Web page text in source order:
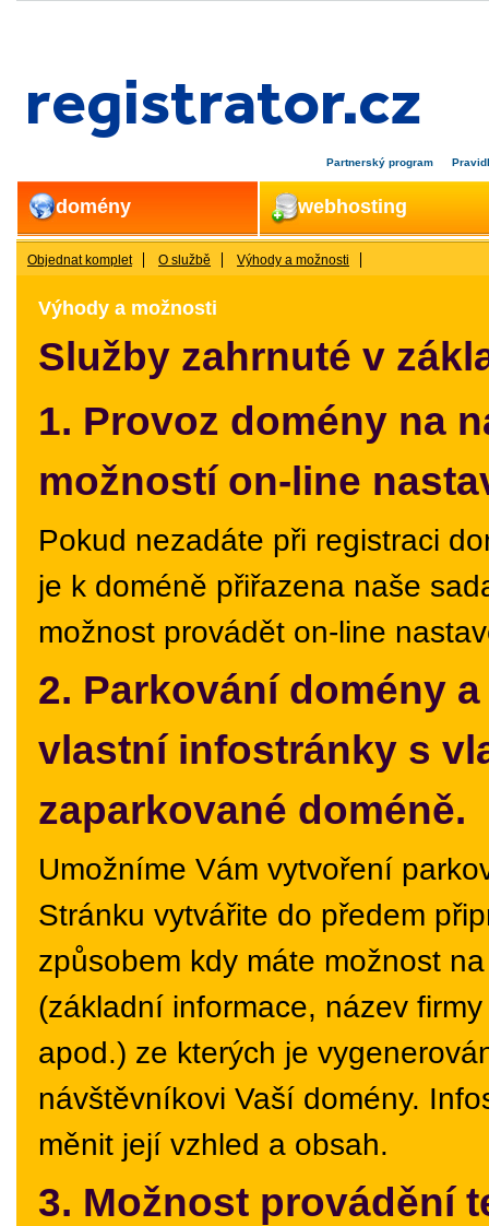
Partnerský program
domény webhosting
Objednat komplet O službě Výhody a možnosti
Výhody a možnosti
Služby zahrnuté v
1. Provoz domény na
možností on-line
Pokud nezadáte při registraci
je k doméně přiřazena naše
možnost provádět on-line
2. Parkování domény
vlastní infostránky s
zaparkované doméně.
Umožníme Vám vytvoření
Stránku vytvářite do předem
způsobem kdy máte možnost
(základní informace, název
apod.) ze kterých je
návštěvníkovi Vaší domény.
měnit její vzhled a obsah.
3. Možnost provádění